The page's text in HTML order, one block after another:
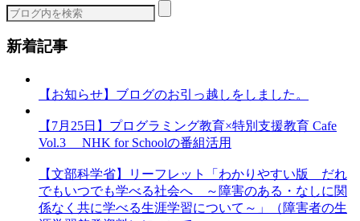
ー
新着記事
【お知らせ】ブログのお引っ越しをしました。
【7月25日】プログラミング教育×特別支援教育 Cafe
Vol.3 NHK for Schoolの番組活用
【文部科学省】リーフレット「わかりやすい版 だれ
でもいつでも学べる社会へ ～障害のある・なしに関
係なく共に学べる生涯学習について～」（障害者の生